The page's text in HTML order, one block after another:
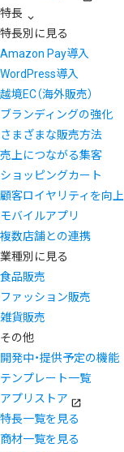
特長
特長別に見る
Amazon Pay導入
WordPress導入
越境EC（海外販売）
ブランディングの強化
さまざまな販売方法
売上につながる集客
ショッピングカート
顧客ロイヤリティを向上
モバイルアプリ
複数店舗との連携
業種別に見る
食品販売
ファッション販売
雑貨販売
その他
開発中・提供予定の機能
テンプレート一覧
アプリストア
特長一覧を見る
商材一覧を見る